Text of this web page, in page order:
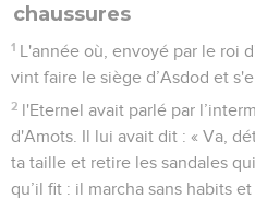
Le guetteur s'écria, pareil à un
ma tour de garde toutes les
chevaux ! » Il prit encore la
elle est tombée, Babylone, et
de ses dieux sont en pièces par